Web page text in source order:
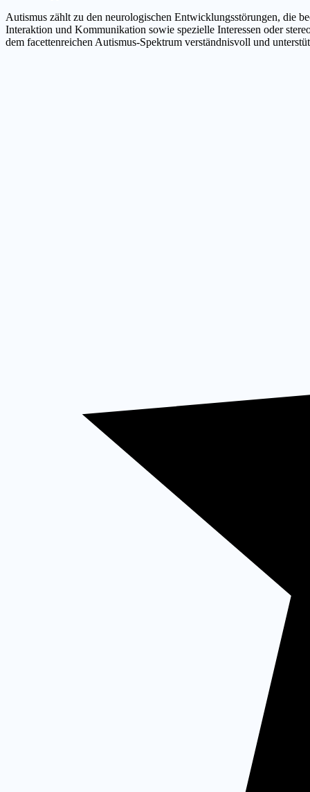
Autismus zählt zu den neurologischen Entwicklungsstörungen, die
Interaktion und Kommunikation sowie spezielle Interessen oder
dem facettenreichen Autismus-Spektrum verständnisvoll und